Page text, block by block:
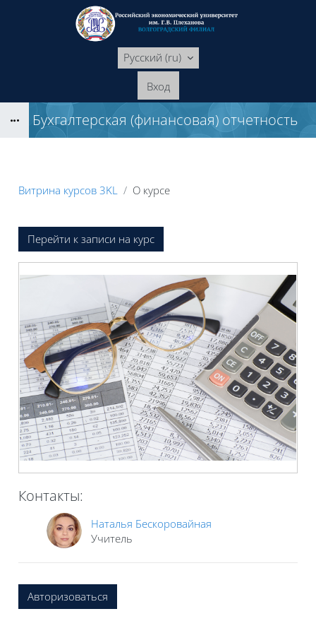
Перейти к основному содержанию
Русский ‎(ru)‎
Вход
Бухгалтерская (финансовая) отчетность
Витрина курсов 3KL О курсе
Блоки
Перейти к записи на курс
Контакты:
Наталья Бескоровайная
Учитель
Авторизоваться